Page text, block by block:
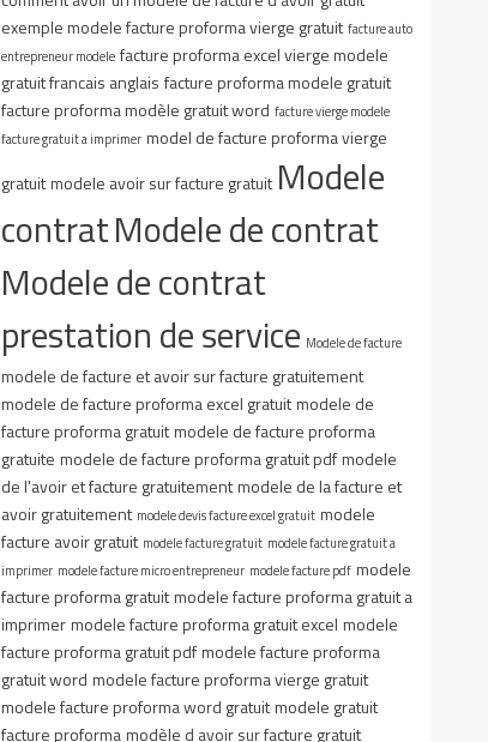
exemple modele facture proforma vierge gratuit facture auto
entrepreneur modele facture proforma excel vierge modele
gratuit francais anglais facture proforma modele gratuit
facture proforma modèle gratuit word facture vierge modele
facture gratuit a imprimer model de facture proforma vierge
gratuitmodele avoir sur facture gratuit Modele
contratModele de contrat
Modele de contrat
prestation de service Modele de facture
modele de facture et avoir sur facture gratuitement
modele de facture proforma excel gratuitmodele de
facture proforma gratuitmodele de facture proforma
gratuite modele de facture proforma gratuit pdfmodele
de l'avoir et facture gratuitementmodele de la facture et
avoir gratuitement modele devis facture excel gratuit modele
facture avoir gratuit modele facture gratuit modele facture gratuit a
imprimer modele facture micro entrepreneur modele facture pdf modele
facture proforma gratuitmodele facture proforma gratuit a
imprimermodele facture proforma gratuit excel modele
facture proforma gratuit pdfmodele facture proforma
gratuit word modele facture proforma vierge gratuit
modele facture proforma word gratuitmodele gratuit
facture proformamodèle d avoir sur facture gratuit